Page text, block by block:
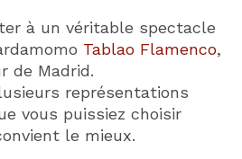
à un véritable spectacle
Tablao Flamenco,
de Madrid.
représentations
vous puissiez choisir
le mieux.